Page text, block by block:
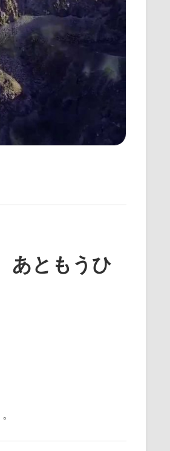
あともうひ